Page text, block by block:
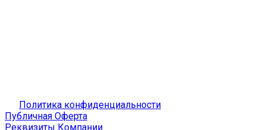
Политика конфиденциальности
Публичная Оферта
Реквизиты Компании